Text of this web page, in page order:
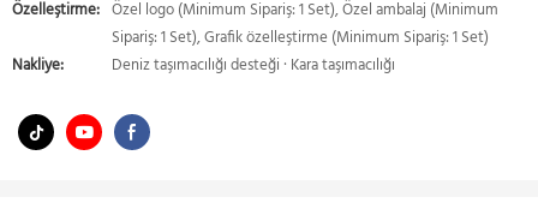
Özelleştirme: Özel logo (Minimum Sipariş: 1 Set), Özel ambalaj (Minimum
Sipariş: 1 Set), Grafik özelleştirme (Minimum Sipariş: 1 Set)
Nakliye:
Deniz taşımacılığı desteği · Kara taşımacılığı